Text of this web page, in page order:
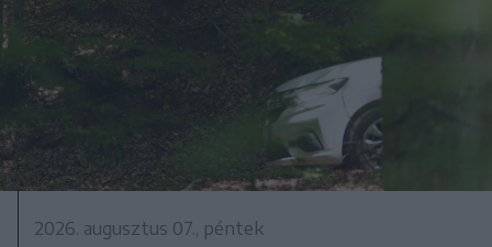
2026. augusztus 07., péntek